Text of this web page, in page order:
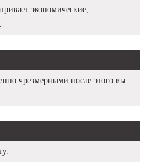
экономические,
чрезмерными после этого вы